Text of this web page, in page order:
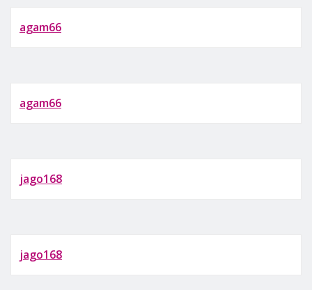
agam66
agam66
jago168
jago168